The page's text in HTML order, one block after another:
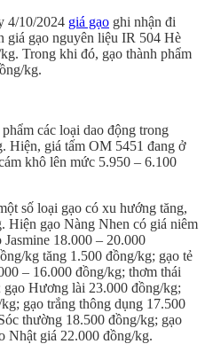
4/10/2024 giá gạo ghi nhận đi
giá gạo nguyên liệu IR 504 Hè
Trong khi đó, gạo thành phẩm
kg.
các loại dao động trong
Hiện, giá tấm OM 5451 đang ở
khô lên mức 5.950 – 6.100
số loại gạo có xu hướng tăng,
Hiện gạo Nàng Nhen có giá niêm
18.000 – 20.000
kg tăng 1.500 đồng/kg; gạo tẻ
– 16.000 đồng/kg; thơm thái
Hương lài 23.000 đồng/kg;
gạo trắng thông dụng 17.500
thường 18.500 đồng/kg; gạo
Nhật giá 22.000 đồng/kg.